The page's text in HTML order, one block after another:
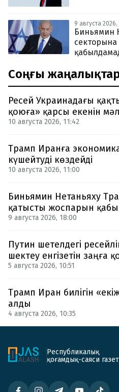
9 августа 2026,
Биньямин
Соңғы
Ресей Украинадағы
қоюға» қарсы екенін
10 августа 2026, 11:42
Трамп Иранға
күшейтуді көздейді
10 августа 2026, 11:00
Биньямин Нетаньяху
қатысты жоспарын
9 августа 2026, 18:00
Путин шетелдегі
шектеу енгізетін заңға
5 августа 2026, 10:51
Трамп Иран билігін
алды
4 августа 2026, 10:35
Республикалық
қоғамдық-саяси